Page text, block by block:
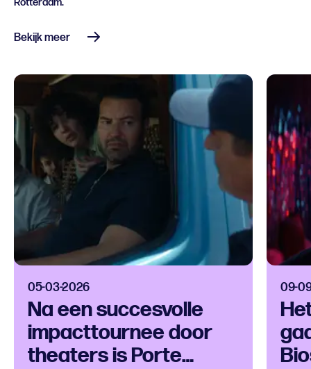
Bekijk meer
05-03-2026
Na een succesvolle
impacttournee door
theaters is Porte
09-